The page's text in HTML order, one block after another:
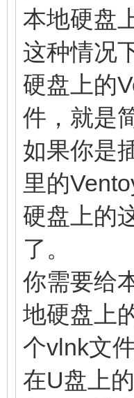
本地硬盘
这种情况
硬盘上的
件，就是
如果你是
里的
硬盘上的
了。
你需要给
地硬盘上
个vlnk文
在U盘上